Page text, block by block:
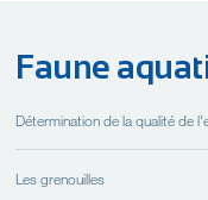
Faune
Détermination de la qualité de
Les grenouilles